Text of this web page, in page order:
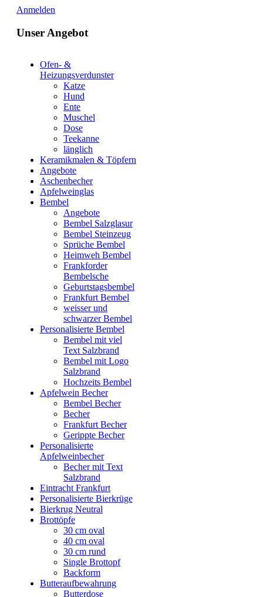
Anmelden
Unser Angebot
Ofen- &
Heizungsverdunster
Katze
Hund
Ente
Muschel
Dose
Teekanne
länglich
Keramikmalen & Töpfern
Angebote
Aschenbecher
Apfelweinglas
Bembel
Angebote
Bembel Salzglasur
Bembel Steinzeug
Sprüche Bembel
Heimweh Bembel
Frankforder
Bembelsche
Geburtstagsbembel
Frankfurt Bembel
weisser und
schwarzer Bembel
Personalisierte Bembel
Bembel mit viel
Text Salzbrand
Bembel mit Logo
Salzbrand
Hochzeits Bembel
Apfelwein Becher
Bembel Becher
Becher
Frankfurt Becher
Gerippte Becher
Personalisierte
Apfelweinbecher
Becher mit Text
Salzbrand
Eintracht Frankfurt
Personalisierte Bierkrüge
Bierkrug Neutral
Brottöpfe
30 cm oval
40 cm oval
30 cm rund
Single Brottopf
Backform
Butteraufbewahrung
Butterdose